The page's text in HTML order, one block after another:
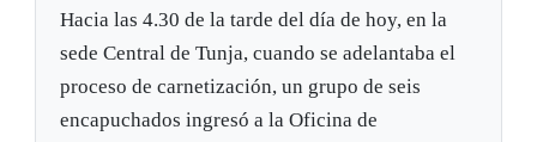
Hacia las 4.30 de la tarde del día de hoy, en la
sede Central de Tunja, cuando se adelantaba el
proceso de carnetización, un grupo de seis
encapuchados ingresó a la Oficina de